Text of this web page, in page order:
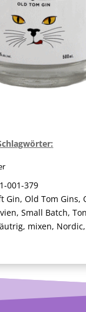
001-379
Gin,Old Tom Gins,
,Small Batch,
, mixen, Nordic